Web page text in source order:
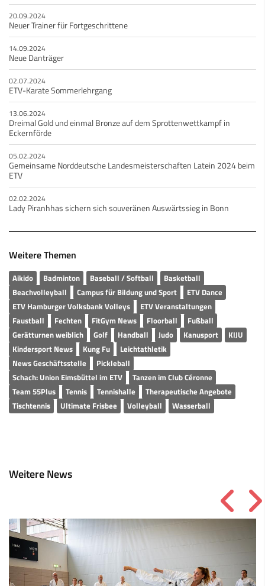
20.09.2024
Neuer Trainer für Fortgeschrittene
14.09.2024
Neue Danträger
02.07.2024
ETV-Karate Sommerlehrgang
13.06.2024
Dreimal Gold und einmal Bronze auf dem Sprottenwettkampf in
Eckernförde
05.02.2024
Gemeinsame Norddeutsche Landesmeisterschaften Latein 2024 beim
ETV
02.02.2024
Lady Piranhhas sichern sich souveränen Auswärtssieg in Bonn
Weitere Themen
Aikido Badminton Baseball / Softball
Basketball
Beachvolleyball
Campus für Bildung und Sport
ETV Dance
ETV Hamburger Volksbank Volleys
ETV Veranstaltungen
Faustball
Fechten FitGym News Floorball
Fußball
Gerätturnen weiblich
Golf Handball Judo Kanusport
KIJU
Kindersport News
Kung Fu
Leichtathletik
News Geschäftsstelle
Pickleball
Schach: Union Eimsbüttel im ETV
Tanzen im Club Céronne
Team 55Plus
Tennis Tennishalle
Therapeutische Angebote
Tischtennis
Ultimate Frisbee Volleyball Wasserball
Weitere News